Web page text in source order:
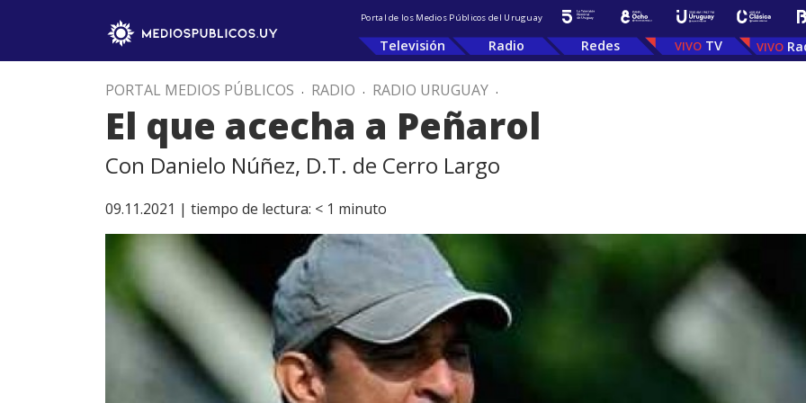
Portal de los Medios Públicos del Uruguay
Televisión Radio Redes TV
PORTAL MEDIOS PÚBLICOS . RADIO . RADIO URUGUAY .
El que acecha a Peñarol
Con Danielo Núñez, D.T. de Cerro Largo
09.11.2021 | tiempo de lectura: < 1 minuto